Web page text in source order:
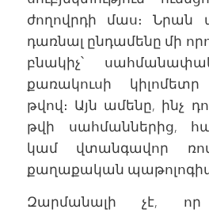
ժողովրդի մաս։ Նրան
դառնալ ընդամենը մի
բնակիչ՝
քառակուսի
թվով։ Այն ամենը, ինչ
թվի սահմաններից,
կամ վտանգավոր
քաղաքական
Զարմանալի չէ, որ